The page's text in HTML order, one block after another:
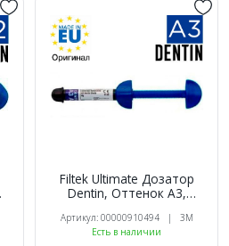
Filtek Ultimate Дозатор
Dentin, Оттенок A3,
реставрационный
композит 3M
Артикул: 00000910494 | 3M
Есть в наличии